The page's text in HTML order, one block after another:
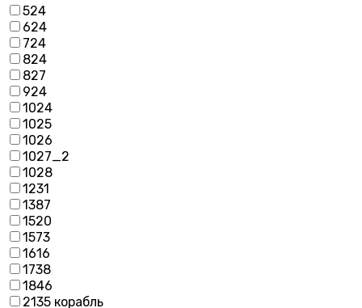
524
624
724
824
827
924
1024
1025
1026
1027_2
1028
1231
1387
1520
1573
1616
1738
1846
2135 корабль